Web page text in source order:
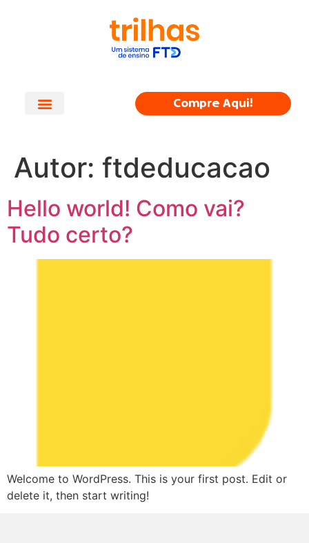
Compre Aqui!
Autor: ftdeducacao
Hello world! Como vai?
Tudo certo?
Welcome to WordPress. This is your first post. Edit or
delete it, then start writing!